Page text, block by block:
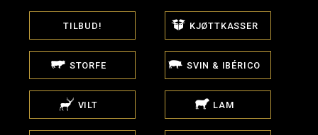
TILBUD! KJØTTKASSER
STORFE SVIN & IBÉRICO
VILT LAM